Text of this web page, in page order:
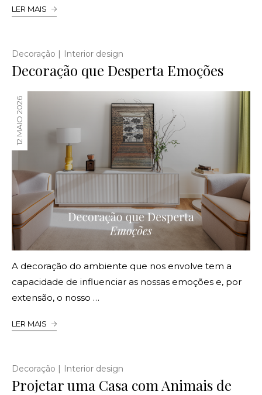
LER MAIS
Decoração | Interior design
Decoração que Desperta Emoções
12 MAIO 2026
A decoração do ambiente que nos envolve tem a
capacidade de influenciar as nossas emoções e, por
extensão, o nosso …
LER MAIS
Decoração | Interior design
Projetar uma Casa com Animais de